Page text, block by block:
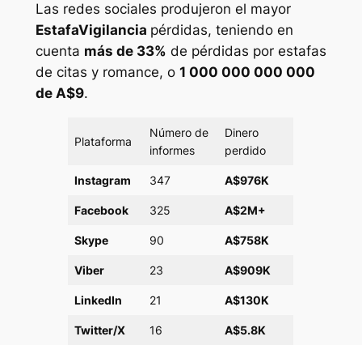
Las redes sociales produjeron el mayor
EstafaVigilancia pérdidas, teniendo en
cuenta más de 33% de pérdidas por estafas
de citas y romance, o 1 000 000 000 000
de A$9.
Plataforma
Número de
informes
Dinero
perdido
Instagram 347 A$976K
Facebook 325 A$2M+
Skype 90 A$758K
Viber 23 A$909K
LinkedIn 21 A$130K
Twitter/X 16 A$5.8K